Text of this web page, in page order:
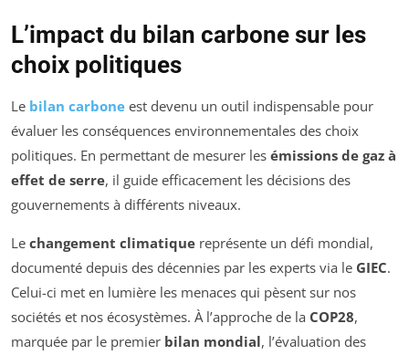
L’impact du bilan carbone sur les
choix politiques
Le bilan carbone est devenu un outil indispensable pour
évaluer les conséquences environnementales des choix
politiques. En permettant de mesurer les émissions de gaz à
effet de serre, il guide efficacement les décisions des
gouvernements à différents niveaux.
Le changement climatique représente un défi mondial,
documenté depuis des décennies par les experts via le GIEC.
Celui-ci met en lumière les menaces qui pèsent sur nos
sociétés et nos écosystèmes. À l’approche de la COP28,
marquée par le premier bilan mondial, l’évaluation des